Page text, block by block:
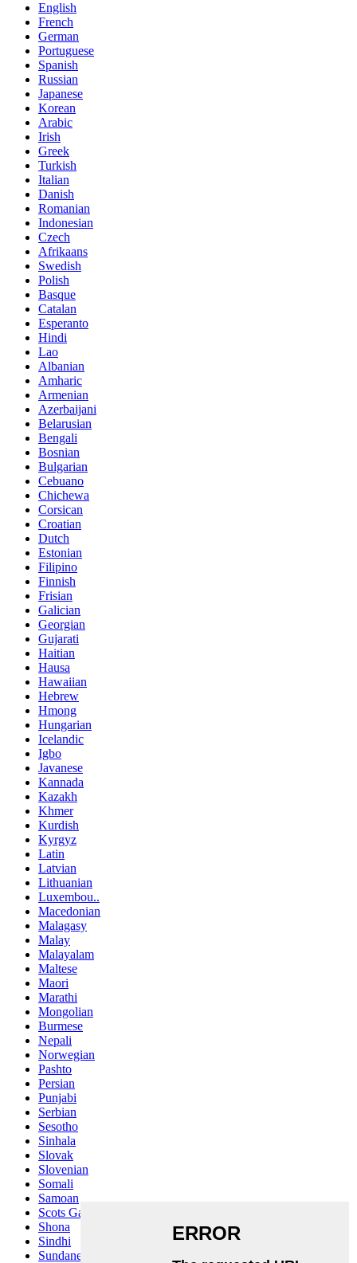
English
French
German
Portuguese
Spanish
Russian
Japanese
Korean
Arabic
Irish
Greek
Turkish
Italian
Danish
Romanian
Indonesian
Czech
Afrikaans
Swedish
Polish
Basque
Catalan
Esperanto
Hindi
Lao
Albanian
Amharic
Armenian
Azerbaijani
Belarusian
Bengali
Bosnian
Bulgarian
Cebuano
Chichewa
Corsican
Croatian
Dutch
Estonian
Filipino
Finnish
Frisian
Galician
Georgian
Gujarati
Haitian
Hausa
Hawaiian
Hebrew
Hmong
Hungarian
Icelandic
Igbo
Javanese
Kannada
Kazakh
Khmer
Kurdish
Kyrgyz
Latin
Latvian
Lithuanian
Luxembou..
Macedonian
Malagasy
Malay
Malayalam
Maltese
Maori
Marathi
Mongolian
Burmese
Nepali
Norwegian
Pashto
Persian
Punjabi
Serbian
Sesotho
Sinhala
Slovak
Slovenian
Somali
Samoan
Scots Gaelic
Shona
Sindhi
Sundanese